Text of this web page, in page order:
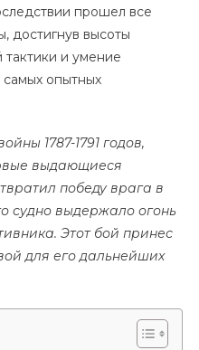
прошел все
достигнув высоты
тактики и умение
опытных
1787-1791 годов,
выдающиеся
победу врага в
судно выдержало огонь
Этот бой принес
для его дальнейших